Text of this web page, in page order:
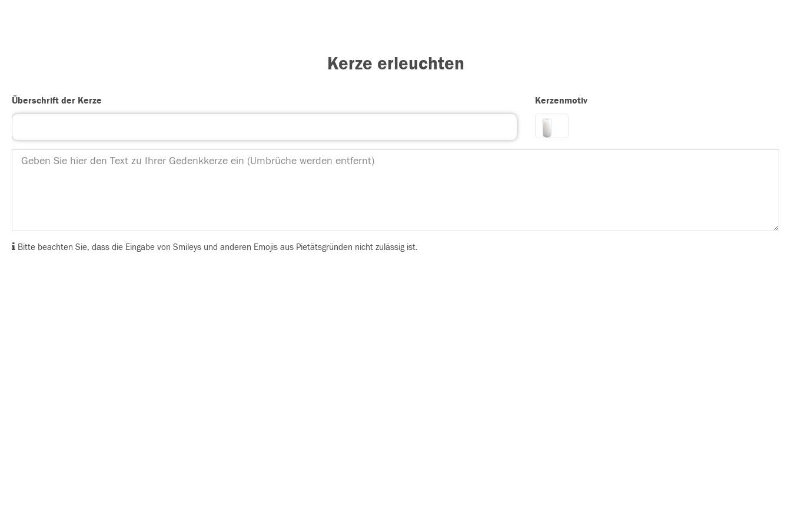
Kerze erleuchten
Überschrift der Kerze Kerzenmotiv
Bitte beachten Sie, dass die Eingabe von Smileys und anderen Emojis aus Pietätsgründen nicht zulässig ist.